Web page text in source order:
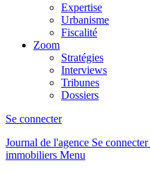
Expertise
Urbanisme
Fiscalité
Zoom
Stratégies
Interviews
Tribunes
Dossiers
Se connecter
Journal de l'agence Se connecter
immobiliers Menu